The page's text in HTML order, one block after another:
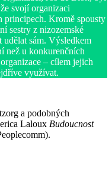
svojí organizaci
principech. Kromě spousty
sestry z nizozemské
udělat sám. Výsledkem
než u konkurenčních
– cílem jejich
využívat.
a podobných
Laloux Budoucnost